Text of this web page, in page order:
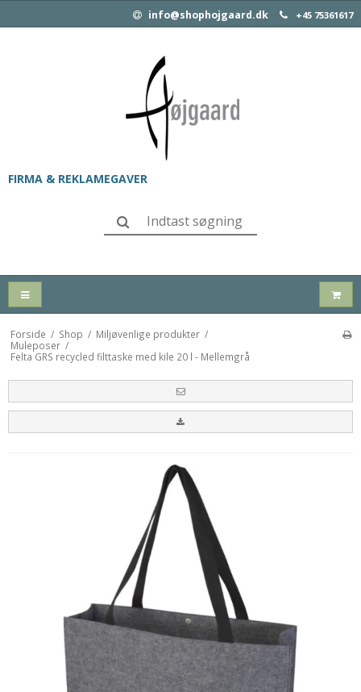
info@shophojgaard.dk +45 75361617
FIRMA & REKLAMEGAVER
Forside / Shop / Miljøvenlige produkter /
Muleposer /
Felta GRS recycled filttaske med kile 20 l - Mellemgrå